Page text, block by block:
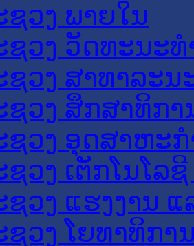
ຊວງ ພາຍໃນ
ຊວງ ວັດທະນະ
ຊວງ ສາທາລະນ
ຊວງ ສຶກສາທິກາ
ຊວງ ອຸດສາຫະ
ຊວງ ເຕັກໂນໂລ
ຊວງ ແຮງງານ
ຊວງ ໂຍທາທິກາ